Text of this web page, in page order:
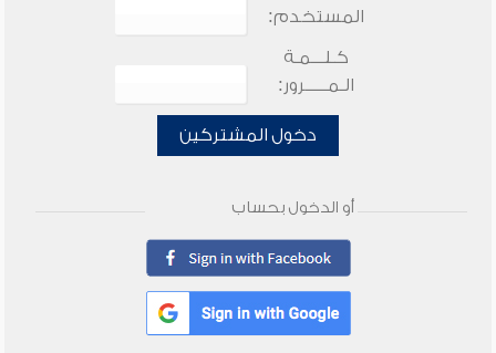
المستخدم:
كـلـــمـة
الـمـــــرور:
دخول المشتركين
أو الدخول بحساب